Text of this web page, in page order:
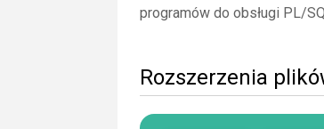
programów do obsługi PL/
Rozszerzenia